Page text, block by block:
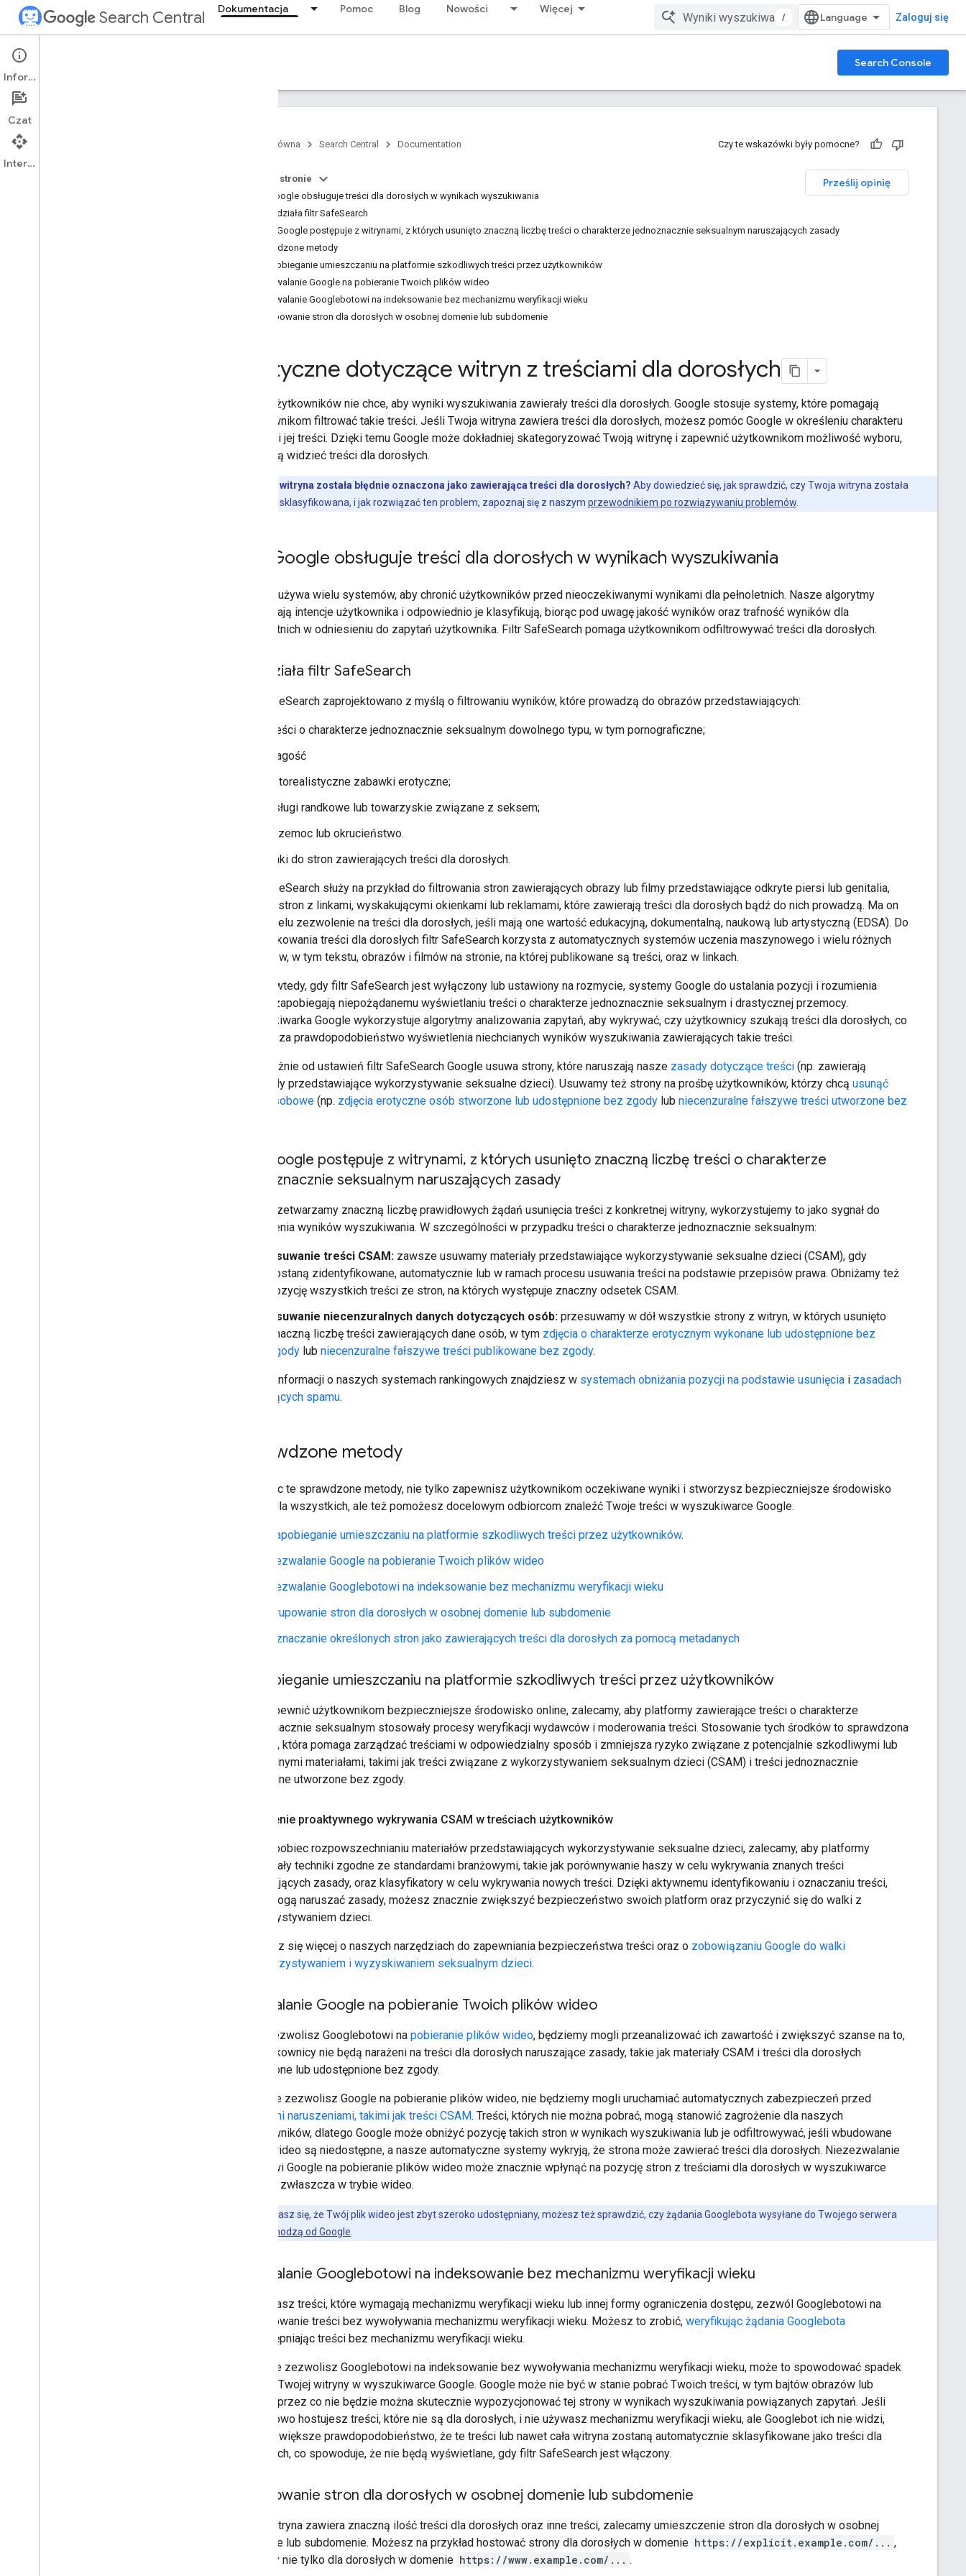
Search Central Dokumentacja Pomoc Blog Nowości Więcej
/ Zaloguj się
Documentation Search Console
wyszukiwarki
Strona główna Search Central Documentation Czy te wskazówki były pomocne?
Prześlij opinię
Na tej stronie
Jak Google obsługuje treści dla dorosłych w wynikach wyszukiwania
Jak działa filtr SafeSearch
Jak Google postępuje z witrynami, z których usunięto znaczną liczbę treści o charakterze jednoznacznie seksualnym naruszających zasady
Sprawdzone metody
Zapobieganie umieszczaniu na platformie szkodliwych treści przez użytkowników
Zezwalanie Google na pobieranie Twoich plików wideo
Zezwalanie Googlebotowi na indeksowanie bez mechanizmu weryfikacji wieku
Grupowanie stron dla dorosłych w osobnej domenie lub subdomenie
Wytyczne dotyczące witryn z treściami dla dorosłych
Wielu użytkowników nie chce, aby wyniki wyszukiwania zawierały treści dla dorosłych. Google stosuje systemy, które pomagają
użytkownikom filtrować takie treści. Jeśli Twoja witryna zawiera treści dla dorosłych, możesz pomóc Google w określeniu charakteru
witryny i jej treści. Dzięki temu Google może dokładniej skategoryzować Twoją witrynę i zapewnić użytkownikom możliwość wyboru,
czy chcą widzieć treści dla dorosłych.
Czy Twoja witryna została błędnie oznaczona jako zawierająca treści dla dorosłych? Aby dowiedzieć się, jak sprawdzić, czy Twoja witryna została
nieprawidłowo sklasyfikowana, i jak rozwiązać ten problem, zapoznaj się z naszym przewodnikiem po rozwiązywaniu problemów
Jak Google obsługuje treści dla dorosłych w wynikach wyszukiwania
Google używa wielu systemów, aby chronić użytkowników przed nieoczekiwanymi wynikami dla pełnoletnich. Nasze algorytmy
wykrywają intencje użytkownika i odpowiednio je klasyfikują, biorąc pod uwagę jakość wyników oraz trafność wyników dla
pełnoletnich w odniesieniu do zapytań użytkownika. Filtr SafeSearch pomaga użytkownikom odfiltrowywać treści dla dorosłych.
Jak działa filtr SafeSearch
Filtr SafeSearch zaprojektowano z myślą o filtrowaniu wyników, które prowadzą do obrazów przedstawiających:
treści o charakterze jednoznacznie seksualnym dowolnego typu, w tym pornograficzne;
Nagość
fotorealistyczne zabawki erotyczne;
usługi randkowe lub towarzyskie związane z seksem;
przemoc lub okrucieństwo.
linki do stron zawierających treści dla dorosłych.
Filtr SafeSearch służy na przykład do filtrowania stron zawierających obrazy lub filmy przedstawiające odkryte piersi lub genitalia,
a także stron z linkami, wyskakującymi okienkami lub reklamami, które zawierają treści dla dorosłych bądź do nich prowadzą. Ma on
też na celu zezwolenie na treści dla dorosłych, jeśli mają one wartość edukacyjną, dokumentalną, naukową lub artystyczną (EDSA). Do
identyfikowania treści dla dorosłych filtr SafeSearch korzysta z automatycznych systemów uczenia maszynowego i wielu różnych
sygnałów, w tym tekstu, obrazów i filmów na stronie, na której publikowane są treści, oraz w linkach.
Nawet wtedy, gdy filtr SafeSearch jest wyłączony lub ustawiony na rozmycie, systemy Google do ustalania pozycji i rozumienia
języka zapobiegają niepożądanemu wyświetlaniu treści o charakterze jednoznacznie seksualnym i drastycznej przemocy.
Wyszukiwarka Google wykorzystuje algorytmy analizowania zapytań, aby wykrywać, czy użytkownicy szukają treści dla dorosłych, co
zmniejsza prawdopodobieństwo wyświetlenia niechcianych wyników wyszukiwania zawierających takie treści.
Niezależnie od ustawień filtr SafeSearch Google usuwa strony, które naruszają nasze zasady dotyczące treści (np. zawierają
materiały przedstawiające wykorzystywanie seksualne dzieci). Usuwamy też strony na prośbę użytkowników, którzy chcą usunąć
dane osobowe (np. zdjęcia erotyczne osób stworzone lub udostępnione bez zgody lub niecenzuralne fałszywe treści utworzone bez
Jak Google postępuje z witrynami, z których usunięto znaczną liczbę treści o charakterze
jednoznacznie seksualnym naruszających zasady
Jeśli przetwarzamy znaczną liczbę prawidłowych żądań usunięcia treści z konkretnej witryny, wykorzystujemy to jako sygnał do
ulepszenia wyników wyszukiwania. W szczególności w przypadku treści o charakterze jednoznacznie seksualnym:
Usuwanie treści CSAM: zawsze usuwamy materiały przedstawiające wykorzystywanie seksualne dzieci (CSAM), gdy
zostaną zidentyfikowane, automatycznie lub w ramach procesu usuwania treści na podstawie przepisów prawa. Obniżamy też
pozycję wszystkich treści ze stron, na których występuje znaczny odsetek CSAM.
Usuwanie niecenzuralnych danych dotyczących osób: przesuwamy w dół wszystkie strony z witryn, w których usunięto
znaczną liczbę treści zawierających dane osób, w tym zdjęcia o charakterze erotycznym wykonane lub udostępnione bez
zgody lub niecenzuralne fałszywe treści publikowane bez zgody.
Więcej informacji o naszych systemach rankingowych znajdziesz w systemach obniżania pozycji na podstawie usunięcia i zasadach
dotyczących spamu.
Sprawdzone metody
Stosując te sprawdzone metody, nie tylko zapewnisz użytkownikom oczekiwane wyniki i stworzysz bezpieczniejsze środowisko
online dla wszystkich, ale też pomożesz docelowym odbiorcom znaleźć Twoje treści w wyszukiwarce Google.
Zapobieganie umieszczaniu na platformie szkodliwych treści przez użytkowników.
Zezwalanie Google na pobieranie Twoich plików wideo
Zezwalanie Googlebotowi na indeksowanie bez mechanizmu weryfikacji wieku
Grupowanie stron dla dorosłych w osobnej domenie lub subdomenie
Oznaczanie określonych stron jako zawierających treści dla dorosłych za pomocą metadanych
Zapobieganie umieszczaniu na platformie szkodliwych treści przez użytkowników
Aby zapewnić użytkownikom bezpieczniejsze środowisko online, zalecamy, aby platformy zawierające treści o charakterze
jednoznacznie seksualnym stosowały procesy weryfikacji wydawców i moderowania treści. Stosowanie tych środków to sprawdzona
metoda, która pomaga zarządzać treściami w odpowiedzialny sposób i zmniejsza ryzyko związane z potencjalnie szkodliwymi lub
nielegalnymi materiałami, takimi jak treści związane z wykorzystywaniem seksualnym dzieci (CSAM) i treści jednoznacznie
seksualne utworzone bez zgody.
Wdrożenie proaktywnego wykrywania CSAM w treściach użytkowników
Aby zapobiec rozpowszechnianiu materiałów przedstawiających wykorzystywanie seksualne dzieci, zalecamy, aby platformy
stosowały techniki zgodne ze standardami branżowymi, takie jak porównywanie haszy w celu wykrywania znanych treści
naruszających zasady, oraz klasyfikatory w celu wykrywania nowych treści. Dzięki aktywnemu identyfikowaniu i oznaczaniu treści,
które mogą naruszać zasady, możesz znacznie zwiększyć bezpieczeństwo swoich platform oraz przyczynić się do walki z
wykorzystywaniem dzieci.
Dowiedz się więcej o naszych narzędziach do zapewniania bezpieczeństwa treści oraz o zobowiązaniu Google do walki
z wykorzystywaniem i wyzyskiwaniem seksualnym dzieci.
Zezwalanie Google na pobieranie Twoich plików wideo
Jeśli zezwolisz Googlebotowi na pobieranie plików wideo, będziemy mogli przeanalizować ich zawartość i zwiększyć szanse na to,
że użytkownicy nie będą narażeni na treści dla dorosłych naruszające zasady, takie jak materiały CSAM i treści dla dorosłych
utworzone lub udostępnione bez zgody.
Jeśli nie zezwolisz Google na pobieranie plików wideo, nie będziemy mogli uruchamiać automatycznych zabezpieczeń przed
rażącymi naruszeniami, takimi jak treści CSAM. Treści, których nie można pobrać, mogą stanowić zagrożenie dla naszych
użytkowników, dlatego Google może obniżyć pozycję takich stron w wynikach wyszukiwania lub je odfiltrowywać, jeśli wbudowane
treści wideo są niedostępne, a nasze automatyczne systemy wykryją, że strona może zawierać treści dla dorosłych. Niezezwalanie
robotowi Google na pobieranie plików wideo może znacznie wpłynąć na pozycję stron z treściami dla dorosłych w wyszukiwarce
Google, zwłaszcza w trybie wideo.
Jeśli obawiasz się, że Twój plik wideo jest zbyt szeroko udostępniany, możesz też sprawdzić, czy żądania Googlebota wysyłane do Twojego serwera
naprawdę pochodzą od Google
Zezwalanie Googlebotowi na indeksowanie bez mechanizmu weryfikacji wieku
Jeśli masz treści, które wymagają mechanizmu weryfikacji wieku lub innej formy ograniczenia dostępu, zezwól Googlebotowi na
indeksowanie treści bez wywoływania mechanizmu weryfikacji wieku. Możesz to zrobić, weryfikując żądania Googlebota
i udostępniając treści bez mechanizmu weryfikacji wieku.
Jeśli nie zezwolisz Googlebotowi na indeksowanie bez wywoływania mechanizmu weryfikacji wieku, może to spowodować spadek
pozycji Twojej witryny w wyszukiwarce Google. Google może nie być w stanie pobrać Twoich treści, w tym bajtów obrazów lub
filmów, przez co nie będzie można skutecznie wypozycjonować tej strony w wynikach wyszukiwania powiązanych zapytań. Jeśli
dodatkowo hostujesz treści, które nie są dla dorosłych, i nie używasz mechanizmu weryfikacji wieku, ale Googlebot ich nie widzi,
istnieje większe prawdopodobieństwo, że te treści lub nawet cała witryna zostaną automatycznie sklasyfikowane jako treści dla
dorosłych, co spowoduje, że nie będą wyświetlane, gdy filtr SafeSearch jest włączony.
Grupowanie stron dla dorosłych w osobnej domenie lub subdomenie
Jeśli witryna zawiera znaczną ilość treści dla dorosłych oraz inne treści, zalecamy umieszczenie stron dla dorosłych w osobnej
domenie lub subdomenie. Możesz na przykład hostować strony dla dorosłych w domenie https://explicit.example.com/... ,
a strony nie tylko dla dorosłych w domenie https://www.example.com/... .
Informacje
Czat
Interfejs API